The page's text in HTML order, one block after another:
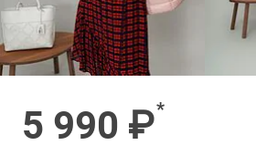
5 990 ₽*